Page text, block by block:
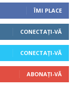
ÎMI PLACE
CONECTAȚI-VĂ
CONECTAȚI-VĂ
ABONAȚI-VĂ